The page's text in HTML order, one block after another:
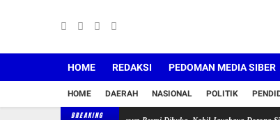
HOME REDAKSI PEDOMAN MEDIA SIBER
HOME DAERAH NASIONAL POLITIK
BREAKING